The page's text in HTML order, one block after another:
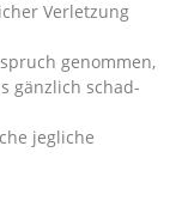
Verletzung
genommen,
gänzlich schad-
jegliche